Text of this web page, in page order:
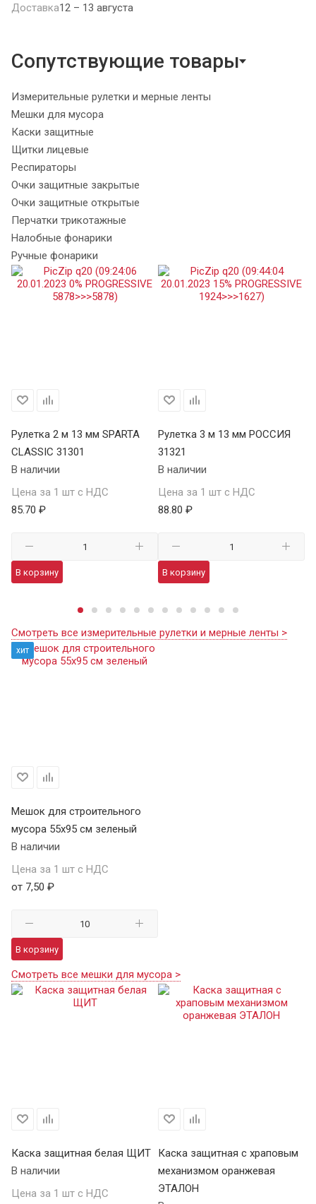
Доставка12 – 13 августа
Сопутствующие товары
Измерительные рулетки и мерные ленты
Мешки для мусора
Каски защитные
Щитки лицевые
Респираторы
Очки защитные закрытые
Очки защитные открытые
Перчатки трикотажные
Налобные фонарики
Ручные фонарики
Рулетка 2 м 13 мм SPARTA
CLASSIC 31301
В наличии
Цена за 1 шт с НДС
85.70 ₽
В корзину
Рулетка 3 м 13 мм РОССИЯ
31321
В наличии
Цена за 1 шт с НДС
88.80 ₽
В корзину
Смотреть все измерительные рулетки и мерные ленты >
хит
Мешок для строительного
мусора 55х95 см зеленый
В наличии
Цена за 1 шт с НДС
от 7,50 ₽
В корзину
Смотреть все мешки для мусора >
Каска защитная белая ЩИТ
В наличии
Цена за 1 шт с НДС
Каска защитная с храповым
механизмом оранжевая
ЭТАЛОН